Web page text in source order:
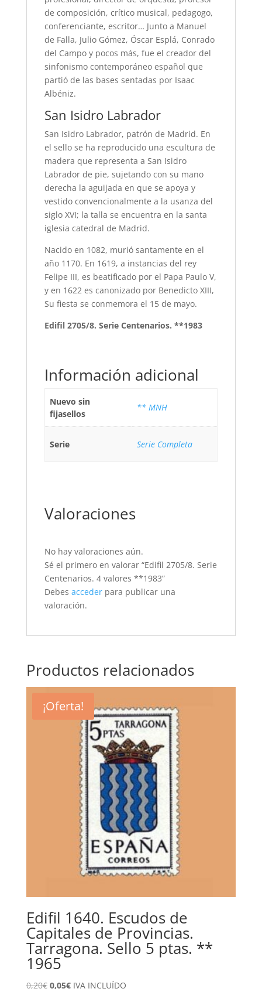
de composición, crítico musical, pedagogo,
conferenciante, escritor… Junto a Manuel
de Falla, Julio Gómez, Óscar Esplá, Conrado
del Campo y pocos más, fue el creador del
sinfonismo contemporáneo español que
partió de las bases sentadas por Isaac
Albéniz.
San Isidro Labrador
San Isidro Labrador, patrón de Madrid. En
el sello se ha reproducido una escultura de
madera que representa a San Isidro
Labrador de pie, sujetando con su mano
derecha la aguijada en que se apoya y
vestido convencionalmente a la usanza del
siglo XVI; la talla se encuentra en la santa
iglesia catedral de Madrid.
Nacido en 1082, murió santamente en el
año 1170. En 1619, a instancias del rey
Felipe III, es beatificado por el Papa Paulo V,
y en 1622 es canonizado por Benedicto XIII,
Su fiesta se conmemora el 15 de mayo.
Edifil 2705/8. Serie Centenarios. **1983
Información adicional
Nuevo sin
fijasellos
** MNH
Serie Serie Completa
Valoraciones
No hay valoraciones aún.
Sé el primero en valorar “Edifil 2705/8. Serie
Centenarios. 4 valores **1983”
Debes accederpara publicar una
valoración.
Productos relacionados
¡Oferta!
Edifil 1640. Escudos de
Capitales de Provincias.
Tarragona. Sello 5 ptas. **
1965
0,20€ El
0,05€ElIVA INCLUÍDO